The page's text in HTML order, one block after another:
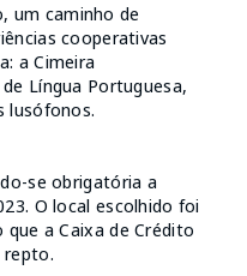
um caminho de
cooperativas
a Cimeira
Língua Portuguesa,
lusófonos.
se obrigatória a
O local escolhido foi
a Caixa de Crédito